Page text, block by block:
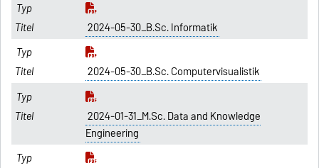
2024-05-30_B.Sc. Informatik
2024-05-30_B.Sc. Computervisualistik
2024-01-31_M.Sc. Data and Knowledge
Engineering